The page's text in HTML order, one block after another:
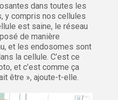
dans toutes les
y compris nos cellules
est saine, le réseau
de manière
et les endosomes sont
la cellule. C’est ce
et c’est comme ça
être », ajoute-t-elle.